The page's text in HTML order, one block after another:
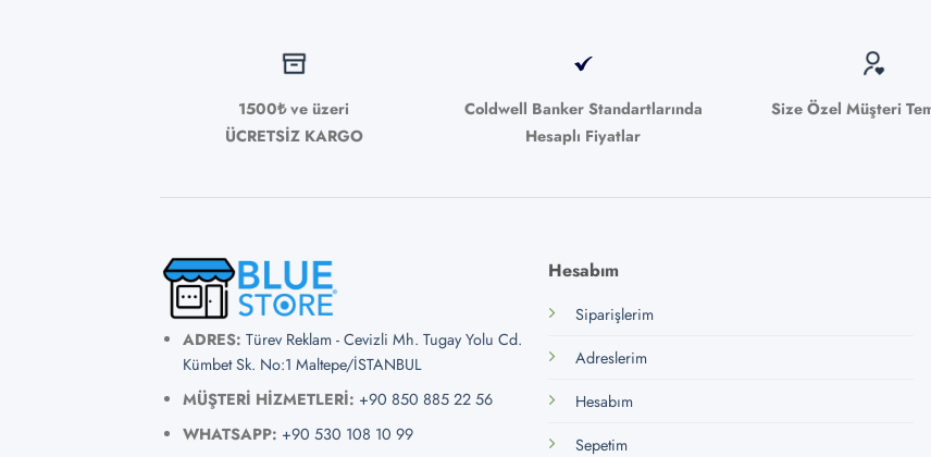
1500₺ ve üzeri
ÜCRETSİZ KARGO
Coldwell Banker Standartlarında
Hesaplı Fiyatlar
Size Özel Müşteri
ADRES: Türev Reklam - Cevizli Mh. Tugay Yolu Cd.
Kümbet Sk. No:1 Maltepe/İSTANBUL
MÜŞTERİ HİZMETLERİ: +90 850 885 22 56
WHATSAPP: +90 530 108 10 99
Hesabım
Siparişlerim
Adreslerim
Hesabım
Sepetim